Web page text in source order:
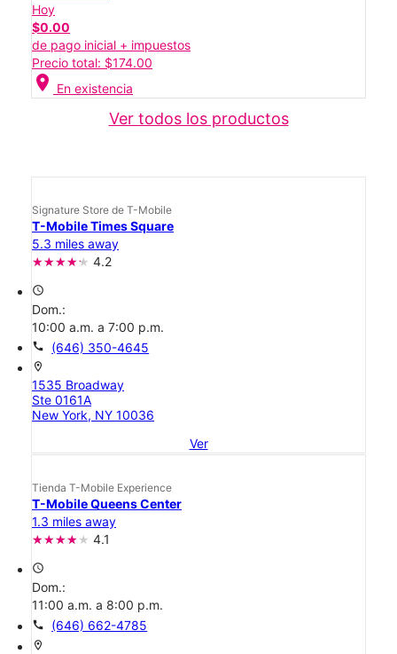
Hoy
$0.00
de pago inicial + impuestos
Precio total: $174.00
location_on En existencia
Ver todos los productos
Signature Store de T-Mobile
T-Mobile Times Square
5.3 miles away
4.2
access_time
Dom.:
10:00 a.m. a 7:00 p.m.
call (646) 350-4645
location_on
1535 Broadway
Ste 0161A
New York, NY 10036
Ver
Tienda T-Mobile Experience
T-Mobile Queens Center
1.3 miles away
4.1
access_time
Dom.:
11:00 a.m. a 8:00 p.m.
call (646) 662-4785
location_on